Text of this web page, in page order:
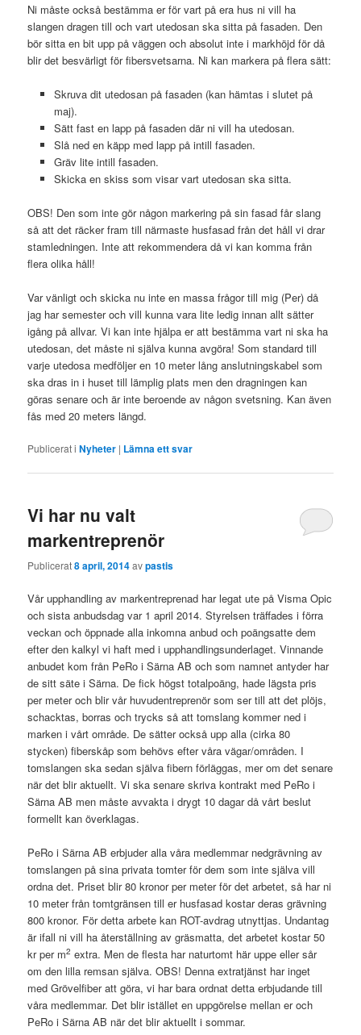
Ni måste också bestämma er för vart på era hus ni vill ha
slangen dragen till och vart utedosan ska sitta på fasaden. Den
bör sitta en bit upp på väggen och absolut inte i markhöjd för då
blir det besvärligt för fibersvetsarna. Ni kan markera på flera sätt:
Skruva dit utedosan på fasaden (kan hämtas i slutet på
maj).
Sätt fast en lapp på fasaden där ni vill ha utedosan.
Slå ned en käpp med lapp på intill fasaden.
Gräv lite intill fasaden.
Skicka en skiss som visar vart utedosan ska sitta.
OBS! Den som inte gör någon markering på sin fasad får slang
så att det räcker fram till närmaste husfasad från det håll vi drar
stamledningen. Inte att rekommendera då vi kan komma från
flera olika håll!
Var vänligt och skicka nu inte en massa frågor till mig (Per) då
jag har semester och vill kunna vara lite ledig innan allt sätter
igång på allvar. Vi kan inte hjälpa er att bestämma vart ni ska ha
utedosan, det måste ni själva kunna avgöra! Som standard till
varje utedosa medföljer en 10 meter lång anslutningskabel som
ska dras in i huset till lämplig plats men den dragningen kan
göras senare och är inte beroende av någon svetsning. Kan även
fås med 20 meters längd.
Publicerat i Nyheter | Lämna ett svar
Vi har nu valt
markentreprenör
Publicerat8 april, 2014avpastis
Vår upphandling av markentreprenad har legat ute på Visma Opic
och sista anbudsdag var 1 april 2014. Styrelsen träffades i förra
veckan och öppnade alla inkomna anbud och poängsatte dem
efter den kalkyl vi haft med i upphandlingsunderlaget. Vinnande
anbudet kom från PeRo i Särna AB och som namnet antyder har
de sitt säte i Särna. De fick högst totalpoäng, hade lägsta pris
per meter och blir vår huvudentreprenör som ser till att det plöjs,
schacktas, borras och trycks så att tomslang kommer ned i
marken i vårt område. De sätter också upp alla (cirka 80
stycken) fiberskåp som behövs efter våra vägar/områden. I
tomslangen ska sedan själva fibern förläggas, mer om det senare
när det blir aktuellt. Vi ska senare skriva kontrakt med PeRo i
Särna AB men måste avvakta i drygt 10 dagar då vårt beslut
formellt kan överklagas.
PeRo i Särna AB erbjuder alla våra medlemmar nedgrävning av
tomslangen på sina privata tomter för dem som inte själva vill
ordna det. Priset blir 80 kronor per meter för det arbetet, så har ni
10 meter från tomtgränsen till er husfasad kostar deras grävning
800 kronor. För detta arbete kan ROT-avdrag utnyttjas. Undantag
är ifall ni vill ha återställning av gräsmatta, det arbetet kostar 50
kr per m2 extra. Men de flesta har naturtomt här uppe eller sår
om den lilla remsan själva. OBS! Denna extratjänst har inget
med Grövelfiber att göra, vi har bara ordnat detta erbjudande till
våra medlemmar. Det blir istället en uppgörelse mellan er och
PeRo i Särna AB när det blir aktuellt i sommar.